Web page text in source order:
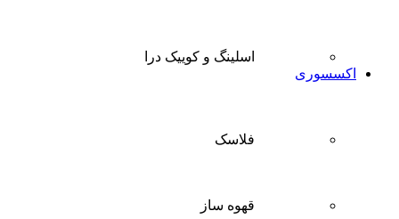
اسلینگ و کوییک درا
اکسسوری
فلاسک
قهوه ساز